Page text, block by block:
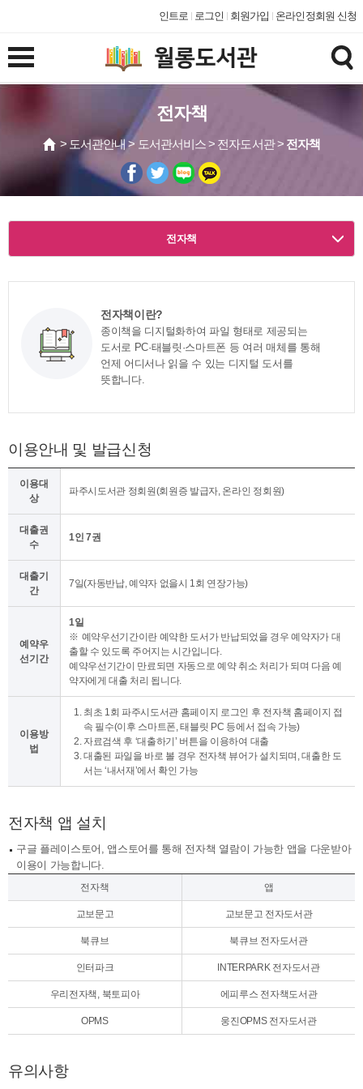
인트로 로그인 회원가입 온라인정회원 신청
전자책
> 도서관안내 > 도서관서비스 > 전자도서관 > 전자책
전자책
전자책이란?
종이책을 디지털화하여 파일 형태로 제공되는
도서로 PC·태블릿·스마트폰 등 여러 매체를 통해
언제 어디서나 읽을 수 있는 디지털 도서를
뜻합니다.
이용안내 및 발급신청
이용대
상
파주시도서관 정회원(회원증 발급자, 온라인 정회원)
대출권
수
1인 7권
대출기
간
7일(자동반납, 예약자 없을시 1회 연장가능)
예약우
선기간
1일
예약우선기간이란 예약한 도서가 반납되었을 경우 예약자가 대
출할 수 있도록 주어지는 시간입니다.
예약우선기간이 만료되면 자동으로 예약 취소 처리가 되며 다음 예
약자에게 대출 처리 됩니다.
이용방
법
최초 1회 파주시도서관 홈페이지 로그인 후 전자책 홈페이지 접
속 필수(이후 스마트폰, 태블릿 PC 등에서 접속 가능)
자료검색 후 ‘대출하기’ 버튼을 이용하여 대출
대출된 파일을 바로 볼 경우 전자책 뷰어가 설치되며, 대출한 도
서는 ‘내서재’에서 확인 가능
전자책 앱 설치
구글 플레이스토어, 앱스토어를 통해 전자책 열람이 가능한 앱을 다운받아
이용이 가능합니다.
전자책 앱
교보문고 교보문고 전자도서관
북큐브 북큐브 전자도서관
인터파크 INTERPARK 전자도서관
우리전자책, 북토피아 에피루스 전자책도서관
OPMS 웅진OPMS 전자도서관
유의사항